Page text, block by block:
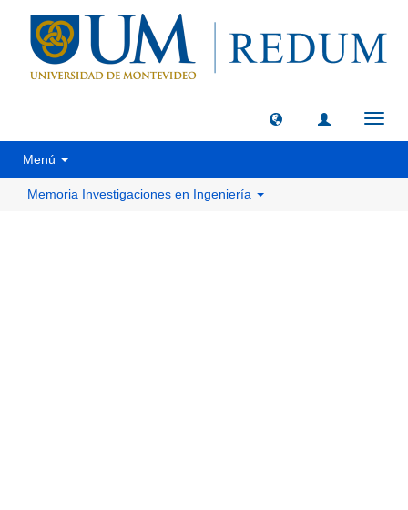
Menú
Memoria Investigaciones en Ingeniería